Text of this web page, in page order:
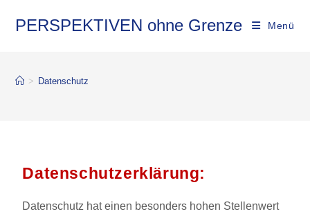
PERSPEKTIVEN ohne Grenze Menü
> Datenschutz
Datenschutzerklärung:
Datenschutz hat einen besonders hohen Stellenwert